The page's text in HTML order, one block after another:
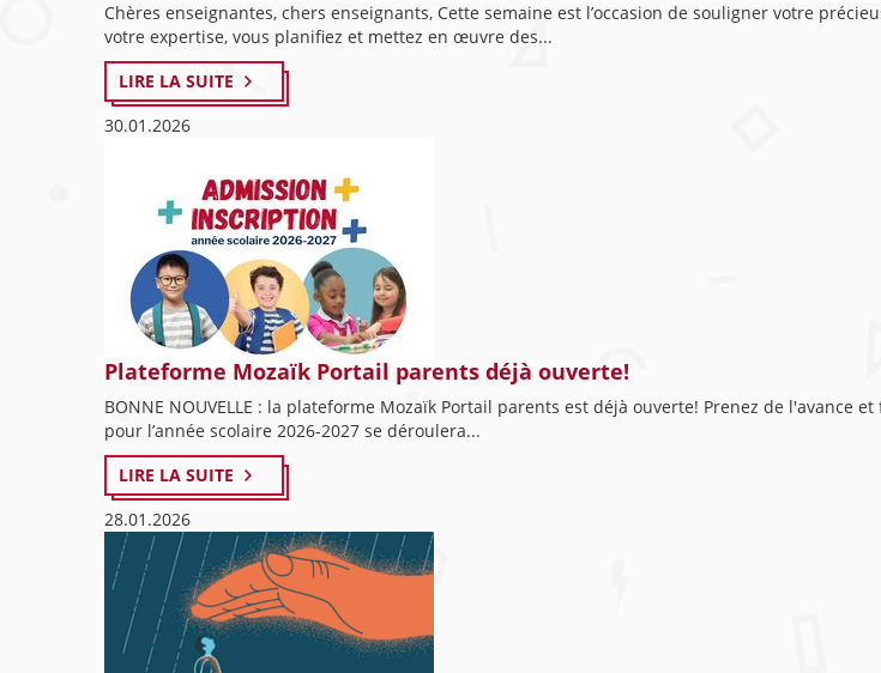
Chères enseignantes, chers enseignants, Cette semaine est l’occasion de souligner votre
votre expertise, vous planifiez et mettez en œuvre des...
LIRE LA SUITE
30.01.2026
Plateforme Mozaïk Portail parents déjà ouverte!
BONNE NOUVELLE : la plateforme Mozaïk Portail parents est déjà ouverte! Prenez de l'avance
pour l’année scolaire 2026-2027 se déroulera...
LIRE LA SUITE
28.01.2026